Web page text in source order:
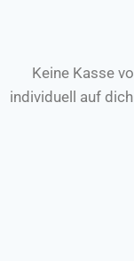
Keine Kasse
individuell auf